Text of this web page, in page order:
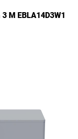
M EBLA14D3W1